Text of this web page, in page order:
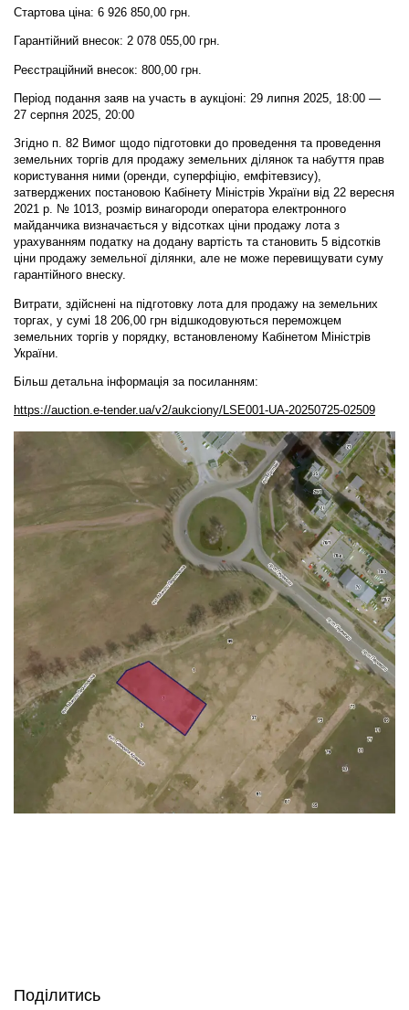
Стартова ціна: 6 926 850,00 грн.
Гарантійний внесок: 2 078 055,00 грн.
Реєстраційний внесок: 800,00 грн.
Період подання заяв на участь в аукціоні: 29 липня 2025, 18:00 —
27 серпня 2025, 20:00
Згідно п. 82 Вимог щодо підготовки до проведення та проведення
земельних торгів для продажу земельних ділянок та набуття прав
користування ними (оренди, суперфіцію, емфітевзису),
затверджених постановою Кабінету Міністрів України від 22 вересня
2021 р. № 1013, розмір винагороди оператора електронного
майданчика визначається у відсотках ціни продажу лота з
урахуванням податку на додану вартість та становить 5 відсотків
ціни продажу земельної ділянки, але не може перевищувати суму
гарантійного внеску.
Витрати, здійснені на підготовку лота для продажу на земельних
торгах, у сумі 18 206,00 грн відшкодовуються переможцем
земельних торгів у порядку, встановленому Кабінетом Міністрів
України.
Більш детальна інформація за посиланням:
https://auction.e-tender.ua/v2/aukciony/LSE001-UA-20250725-02509
Поділитись